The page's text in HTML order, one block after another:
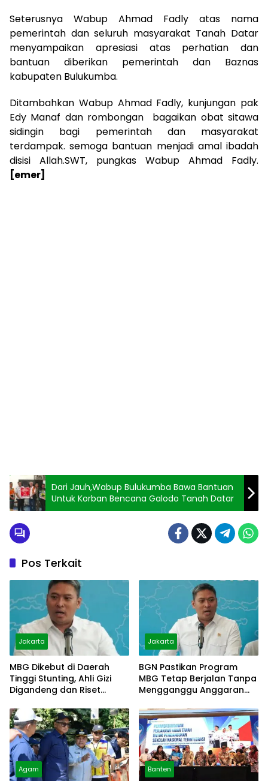
Seterusnya Wabup Ahmad Fadly atas nama
pemerintah dan seluruh masyarakat Tanah Datar
menyampaikan apresiasi atas perhatian dan
bantuan diberikan pemerintah dan Baznas
kabupaten Bulukumba.
Ditambahkan Wabup Ahmad Fadly, kunjungan pak
Edy Manaf dan rombongan bagaikan obat sitawa
sidingin bagi pemerintah dan masyarakat
terdampak. semoga bantuan menjadi amal ibadah
disisi Allah.SWT, pungkas Wabup Ahmad Fadly.
[emer]
Dari Jauh,Wabup Bulukumba Bawa Bantuan
Untuk Korban Bencana Galodo Tanah Datar
Pos Terkait
Jakarta
MBG Dikebut di Daerah
Tinggi Stunting, Ahli Gizi
Digandeng dan Riset
Jakarta
BGN Pastikan Program
MBG Tetap Berjalan Tanpa
Mengganggu Anggaran
Agam Banten